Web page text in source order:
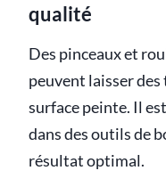
qualité
Des pinceaux et
peuvent laisser
surface peinte. Il
dans des outils de
résultat optimal.